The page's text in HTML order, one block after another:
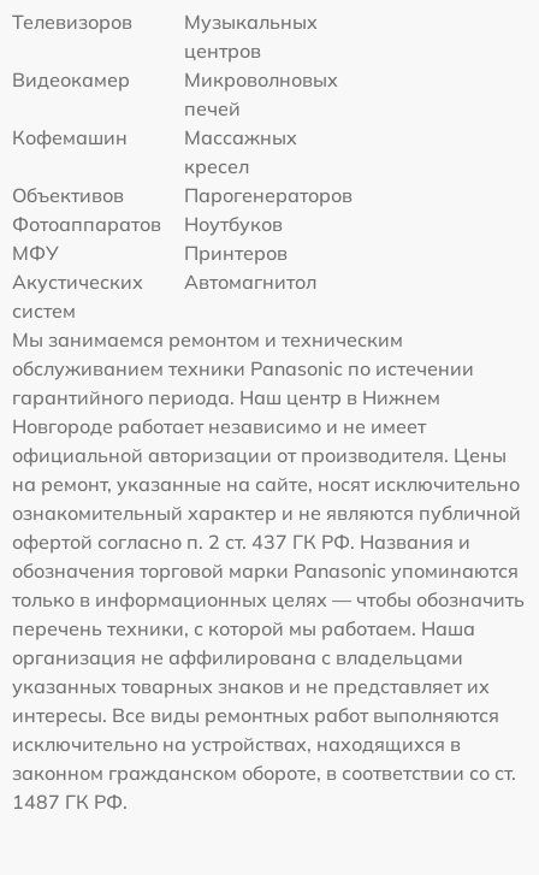
Телевизоров
Музыкальных
центров
Видеокамер
Микроволновых
печей
Кофемашин
Массажных
кресел
Объективов
Парогенераторов
Фотоаппаратов
Ноутбуков
МФУ
Принтеров
Акустических
систем
Автомагнитол
Мы занимаемся ремонтом и техническим
обслуживанием техники Panasonic по истечении
гарантийного периода. Наш центр в Нижнем
Новгороде работает независимо и не имеет
официальной авторизации от производителя. Цены
на ремонт, указанные на сайте, носят исключительно
ознакомительный характер и не являются публичной
офертой согласно п. 2 ст. 437 ГК РФ. Названия и
обозначения торговой марки Panasonic упоминаются
только в информационных целях — чтобы обозначить
перечень техники, с которой мы работаем. Наша
организация не аффилирована с владельцами
указанных товарных знаков и не представляет их
интересы. Все виды ремонтных работ выполняются
исключительно на устройствах, находящихся в
законном гражданском обороте, в соответствии со ст.
1487 ГК РФ.